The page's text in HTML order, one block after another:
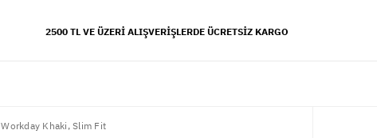
2500 TL VE ÜZERI ALIŞVERIŞLERDE ÜCRETSIZ KARGO
Workday Khaki, Slim Fit